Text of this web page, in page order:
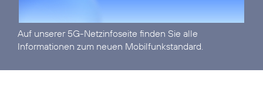
Auf unserer 5G-Netzinfoseite finden Sie alle
Informationen zum neuen Mobilfunkstandard.